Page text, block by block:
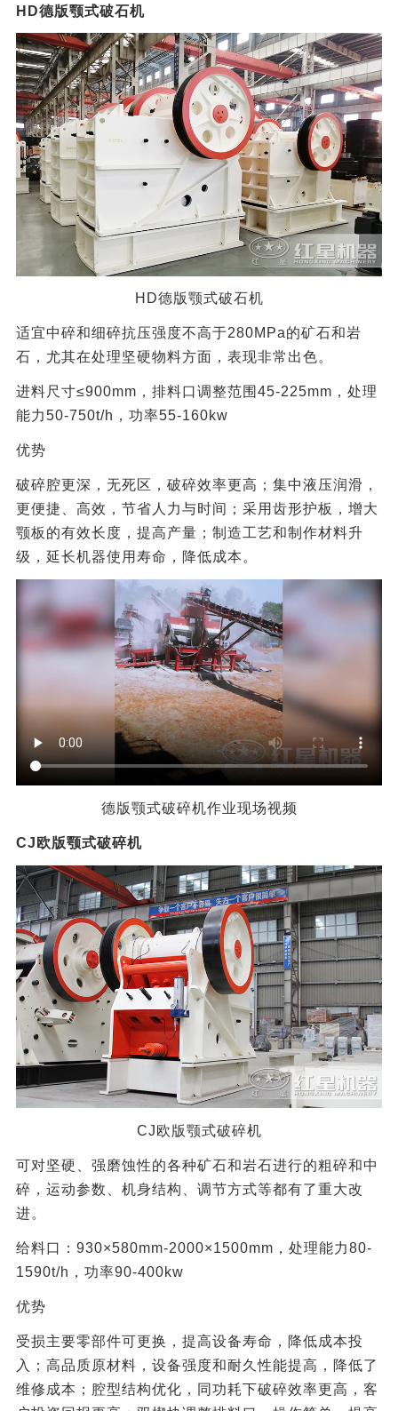
HD德版颚式破石机
HD德版颚式破石机
适宜中碎和细碎抗压强度不高于280MPa的矿石和岩
石，尤其在处理坚硬物料方面，表现非常出色。
进料尺寸≤900mm，排料口调整范围45-225mm，处理
能力50-750t/h，功率55-160kw
优势
破碎腔更深，无死区，破碎效率更高；集中液压润滑，
更便捷、高效，节省人力与时间；采用齿形护板，增大
颚板的有效长度，提高产量；制造工艺和制作材料升
级，延长机器使用寿命，降低成本。
德版颚式破碎机作业现场视频
CJ欧版颚式破碎机
CJ欧版颚式破碎机
可对坚硬、强磨蚀性的各种矿石和岩石进行的粗碎和中
碎，运动参数、机身结构、调节方式等都有了重大改
进。
给料口：930×580mm-2000×1500mm，处理能力80-
1590t/h，功率90-400kw
优势
受损主要零部件可更换，提高设备寿命，降低成本投
入；高品质原材料，设备强度和耐久性能提高，降低了
维修成本；腔型结构优化，同功耗下破碎效率更高，客